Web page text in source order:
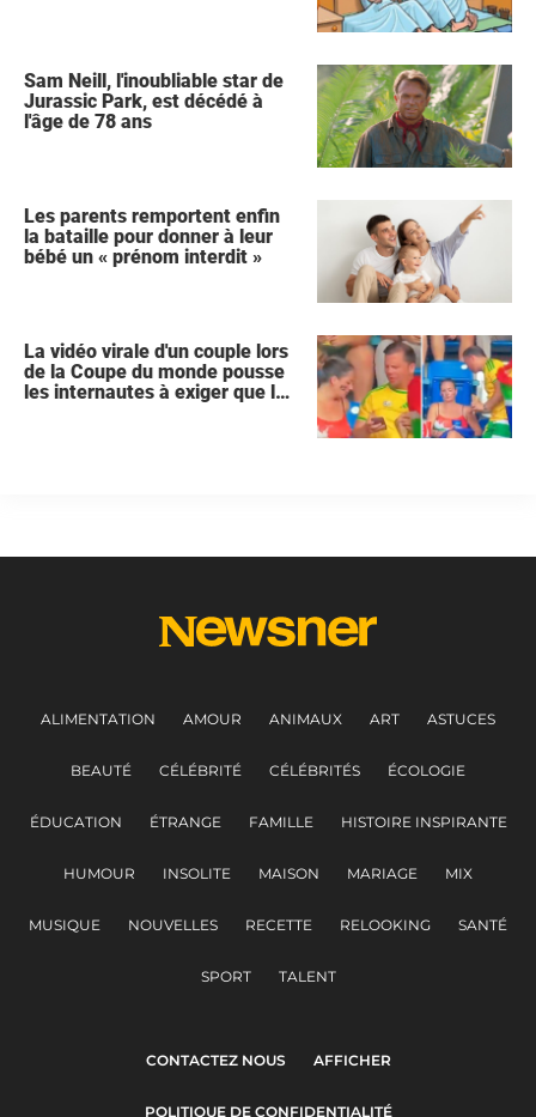
Sam Neill, l'inoubliable star de
Jurassic Park, est décédé à
l'âge de 78 ans
Les parents remportent enfin
la bataille pour donner à leur
bébé un « prénom interdit »
La vidéo virale d'un couple lors
de la Coupe du monde pousse
les internautes à exiger que la
ALIMENTATION AMOUR ANIMAUX ART ASTUCES
BEAUTÉ CÉLÉBRITÉ CÉLÉBRITÉS ÉCOLOGIE
ÉDUCATION ÉTRANGE FAMILLE HISTOIRE INSPIRANTE
HUMOUR INSOLITE MAISON MARIAGE MIX
MUSIQUE NOUVELLES RECETTE RELOOKING SANTÉ
SPORT TALENT
CONTACTEZ NOUS AFFICHER
POLITIQUE DE CONFIDENTIALITÉ